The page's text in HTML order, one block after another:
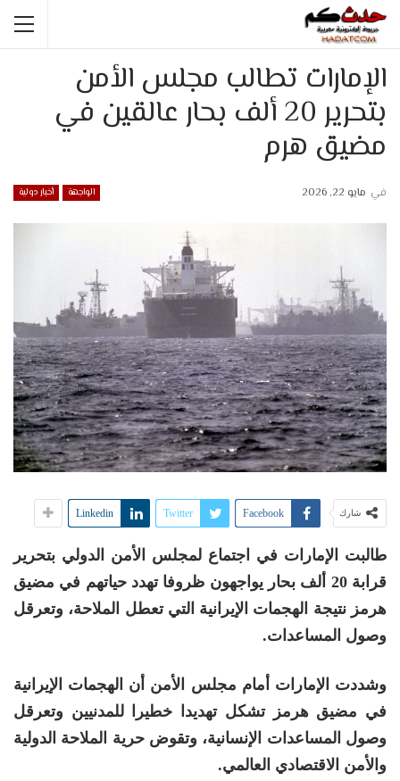
الإمارات تطالب مجلس الأمن
بتحرير 20 ألف بحار عالقين في
مضيق هرم
الواجهة أخبار دولية في مايو 22, 2026
شارك Facebook
Twitter
Linkedin
طالبت الإمارات في اجتماع لمجلس الأمن الدولي بتحرير
قرابة 20 ألف بحار يواجهون ظروفا تهدد حياتهم في مضيق
هرمز نتيجة الهجمات الإيرانية التي تعطل الملاحة، وتعرقل
وصول المساعدات.
وشددت الإمارات أمام مجلس الأمن أن الهجمات الإيرانية
في مضيق هرمز تشكل تهديدا خطيرا للمدنيين وتعرقل
وصول المساعدات الإنسانية، وتقوض حرية الملاحة الدولية
والأمن الاقتصادي العالمي.